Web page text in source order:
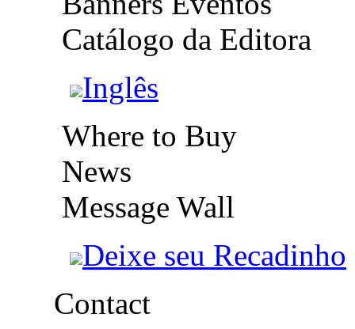
Catálogo da Editora
Inglês
Where to Buy
News
Message Wall
Deixe seu Recadinho
Contact